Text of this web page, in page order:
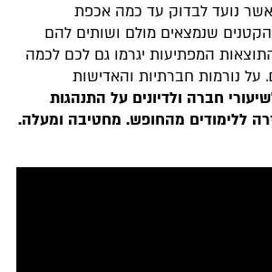
אשר נועד לבדוק עד כמה אכפת
הקטנים שנמצאים מולם ושותים להם
המפתיעות יגרמו גם לכם לכמה
על נורמות חברתיות והאדישות
חברה ולדיונים על התנהגות
ללימודים מהחופש. מחטיבה ומעלה.